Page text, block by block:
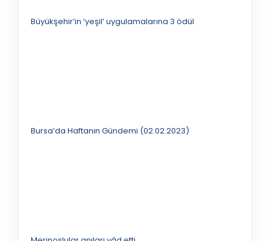
Büyükşehir’in ‘yeşil’ uygulamalarına 3 ödül
Bursa’da Haftanın Gündemi (02.02.2023)